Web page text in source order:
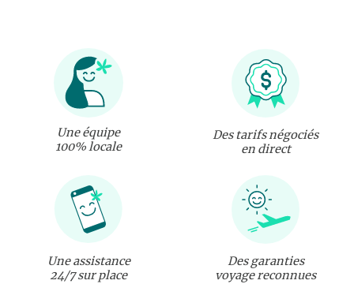
Une équipe
100% locale
Des tarifs négociés
en direct
Une assistance
24/7 sur place
Des garanties
voyage reconnues